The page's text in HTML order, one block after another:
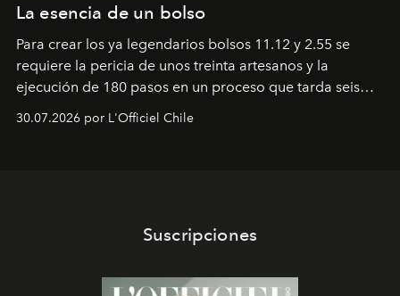
La esencia de un bolso
Para crear los ya legendarios bolsos 11.12 y 2.55 se
requiere la pericia de unos treinta artesanos y la
ejecución de 180 pasos en un proceso que tarda seis
que se enseña solamente en la escuela de formación de
30.07.2026 por L'Officiel Chile
Suscripciones